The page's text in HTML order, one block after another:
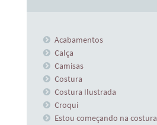
Acabamentos
Calça
Camisas
Costura
Costura Ilustrada
Croqui
Estou começando na costura